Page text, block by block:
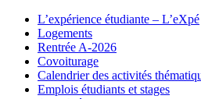
L’expérience étudiante – L’eXpé
Logements
Rentrée A-2026
Covoiturage
Calendrier des activités
Emplois étudiants et stages